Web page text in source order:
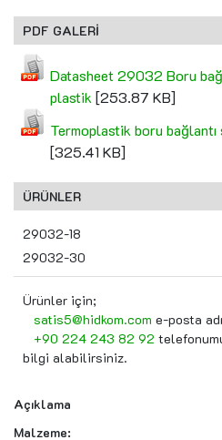
PDF GALERİ
Datasheet 29032 Boru
plastik[253.87 KB]
Termoplastik boru
[325.41 KB]
ÜRÜNLER
29032-18
29032-30
Ürünler için;
satis5@hidkom.com e-posta
+90 224 243 82 92
bilgi alabilirsiniz.
Açıklama
Malzeme: